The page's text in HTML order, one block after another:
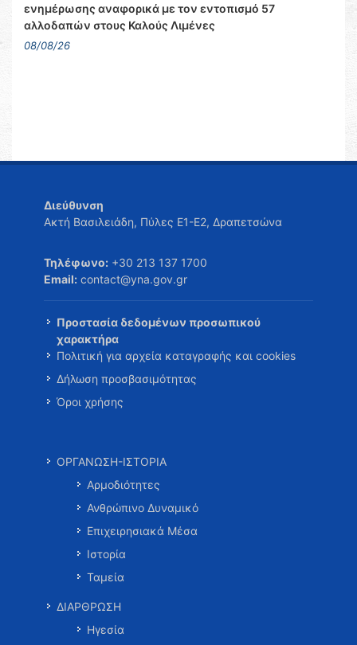
ενημέρωσης αναφορικά με τον εντοπισμό 57
αλλοδαπών στους Καλούς Λιμένες
08/08/26
Διεύθυνση
Ακτή Βασιλειάδη, Πύλες Ε1-Ε2, Δραπετσώνα
Τηλέφωνο: +30 213 137 1700
Email: contact@yna.gov.gr
Προστασία δεδομένων προσωπικού
χαρακτήρα
Πολιτική για αρχεία καταγραφής και cookies
Δήλωση προσβασιμότητας
Όροι χρήσης
ΟΡΓΑΝΩΣΗ-ΙΣΤΟΡΙΑ
Αρμοδιότητες
Ανθρώπινο Δυναμικό
Επιχειρησιακά Μέσα
Ιστορία
Ταμεία
ΔΙΑΡΘΡΩΣΗ
Ηγεσία